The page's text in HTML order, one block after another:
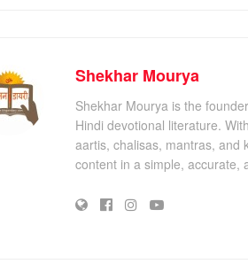
Shekhar Mourya
Shekhar Mourya is the
Hindi devotional literature.
aartis, chalisas, mantras, and
content in a simple, accurate,